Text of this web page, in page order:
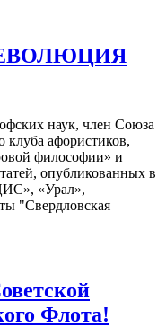
наук, член Союза
клуба афористиков,
философии» и
опубликованных в
«Урал»,
"Свердловская
Флота!